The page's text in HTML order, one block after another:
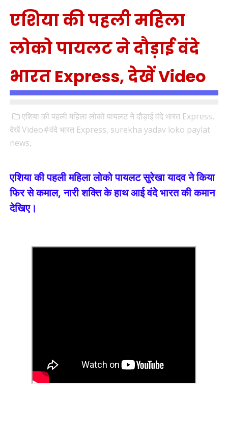
एशिया की पहली महिला
लोको पायलट ने दौड़ाई वंदे
भारत Express, देखें Video
एशिया की पहली महिला लोको पायलट ने दौड़ाई वंदे भारत Express,
देखें Video#वंदे भारत Express, surekha yadav loko paylat
news,
एशिया की पहली महिला लोको पायलट सुरेखा यादव ने किया
फिर से कमाल, नारी शक्ति के हाथ आई वंदे भारत की कमान
देखिए।